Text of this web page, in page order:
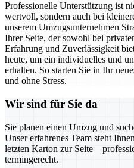
Professionelle Unterstützung ist
wertvoll, sondern auch bei
unserem Umzugsunternehmen
Ihrer Seite, der sowohl bei
Erfahrung und Zuverlässigkeit
heute, um ein individuelles und
erhalten. So starten Sie in Ihr
und ohne Stress.
Wir sind für Sie da
Sie planen einen Umzug und
Unser erfahrenes Team steht
letzten Karton zur Seite –
termingerecht.